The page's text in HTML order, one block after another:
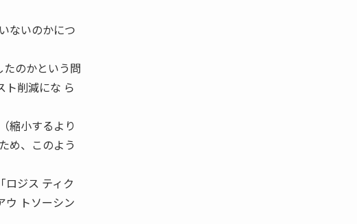
ないのかにつ
のかという問
ト削減にな ら
縮小するより
め、このよう
ロジス ティク
ウ トソーシン